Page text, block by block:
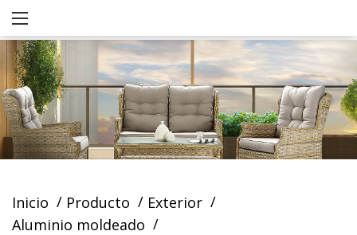
Inicio / Producto / Exterior /
Aluminio moldeado /